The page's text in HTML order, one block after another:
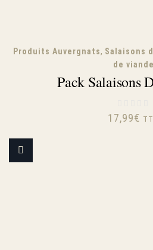
Produits Auvergnats, Salaisons
de viande
Pack Salaisons
17,99€